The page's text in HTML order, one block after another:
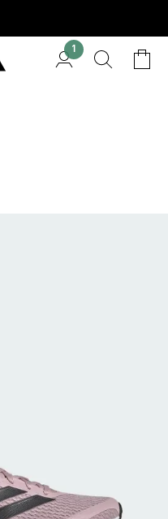
1